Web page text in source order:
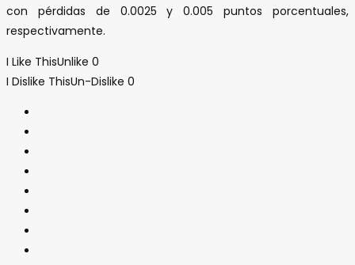
con pérdidas de 0.0025 y 0.005 puntos porcentuales,
respectivamente.
I Like ThisUnlike 0
I Dislike ThisUn-Dislike 0